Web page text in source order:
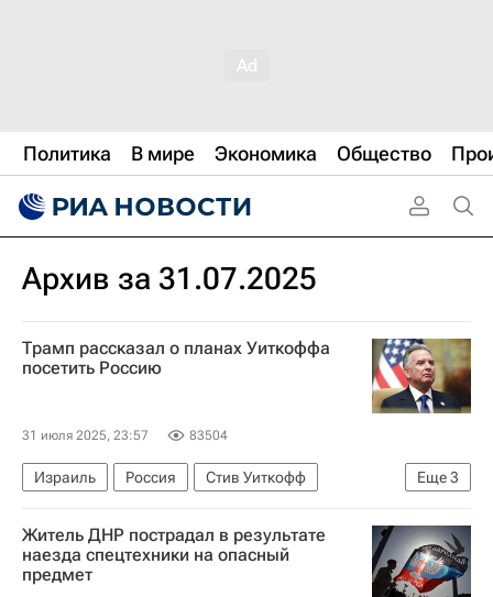
Политика В мире Экономика Общество
Архив за 31.07.2025
Трамп рассказал о планах Уиткоффа
посетить Россию
31 июля 2025, 23:57 83504
Еще3
Израиль Россия
Стив Уиткофф
Дональд Трамп
США В мире
Житель ДНР пострадал в результате
наезда спецтехники на опасный
предмет